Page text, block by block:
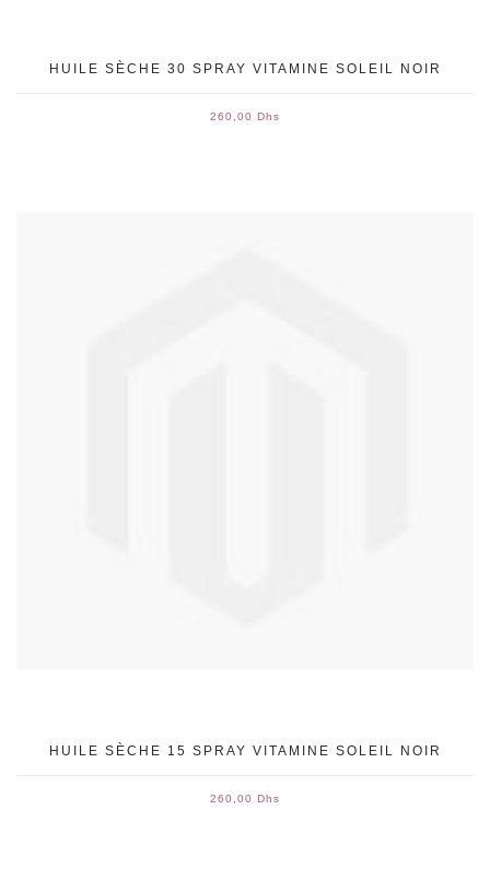
HUILE SÈCHE 30 SPRAY VITAMINE SOLEIL NOIR
260,00 Dhs
HUILE SÈCHE 15 SPRAY VITAMINE SOLEIL NOIR
260,00 Dhs